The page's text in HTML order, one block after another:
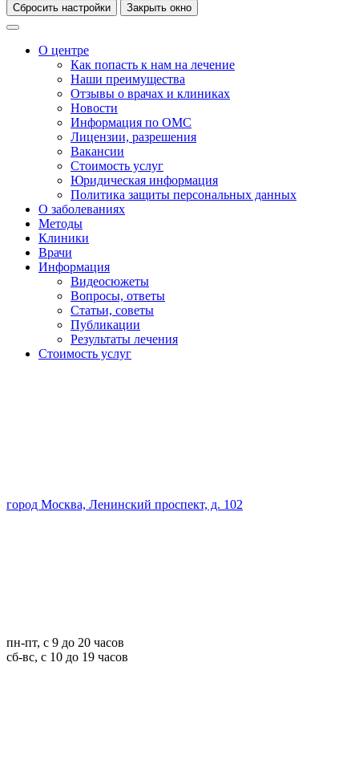
Сбросить настройки Закрыть окно
О центре
Как попасть к нам на лечение
Наши преимущества
Отзывы о врачах и клиниках
Новости
Информация по ОМС
Лицензии, разрешения
Вакансии
Стоимость услуг
Юридическая информация
Политика защиты персональных данных
О заболеваниях
Методы
Клиники
Врачи
Информация
Видеосюжеты
Вопросы, ответы
Статьи, советы
Публикации
Результаты лечения
Стоимость услуг
город Москва, Ленинский проспект, д. 102
пн-пт, с 9 до 20 часов
сб-вс, с 10 до 19 часов